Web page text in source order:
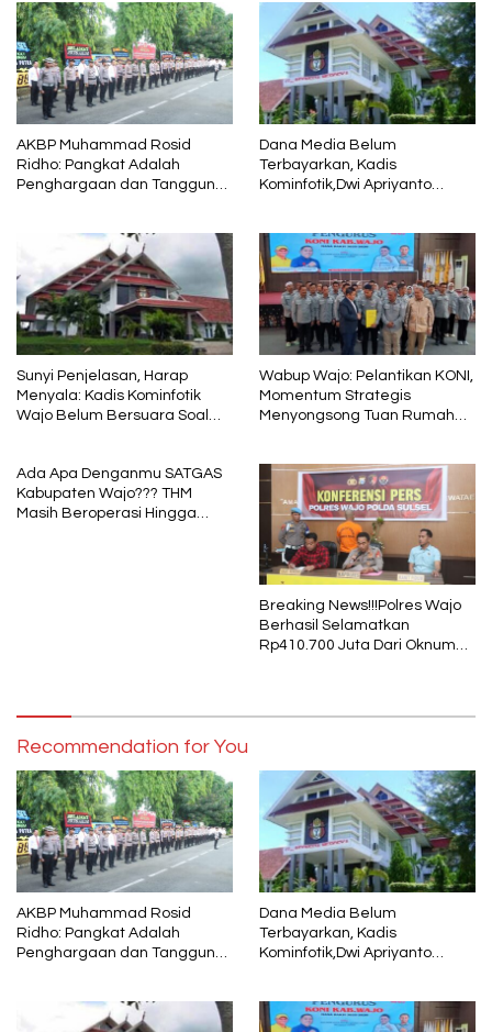
AKBP Muhammad Rosid
Ridho: Pangkat Adalah
Penghargaan dan Tanggung
Dana Media Belum
Terbayarkan, Kadis
Kominfotik,Dwi Apriyanto
Sunyi Penjelasan, Harap
Menyala: Kadis Kominfotik
Wajo Belum Bersuara Soal
Wabup Wajo: Pelantikan KONI,
Momentum Strategis
Menyongsong Tuan Rumah
Ada Apa Denganmu SATGAS
Kabupaten Wajo??? THM
Masih Beroperasi Hingga
Breaking News!!!Polres Wajo
Berhasil Selamatkan
Rp410.700 Juta Dari Oknum
Recommendation for You
AKBP Muhammad Rosid
Ridho: Pangkat Adalah
Penghargaan dan Tanggung
Dana Media Belum
Terbayarkan, Kadis
Kominfotik,Dwi Apriyanto